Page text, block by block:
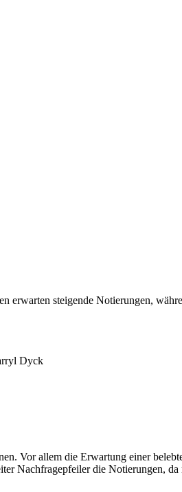
steigende Notierungen,
Dyck
Vor allem die Erwartung einer
Nachfragepfeiler die Notierungen,